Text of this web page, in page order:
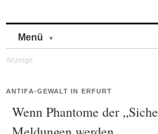
Menü
ANTIFA-GEWALT IN ERFURT
Wenn Phantome der